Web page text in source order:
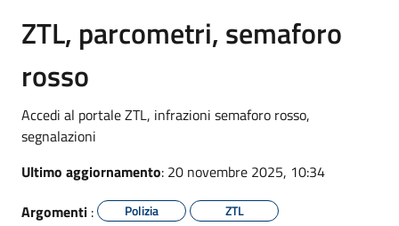
ZTL, parcometri, semaforo
rosso
Accedi al portale ZTL, infrazioni semaforo rosso,
segnalazioni
Ultimo aggiornamento: 20 novembre 2025, 10:34
Argomenti : Polizia ZTL